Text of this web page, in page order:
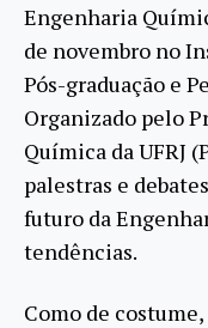
Engenharia
de novembro no
Pós-graduação e
Organizado pelo
Química da UFRJ
palestras e
futuro da
tendências.
Como de